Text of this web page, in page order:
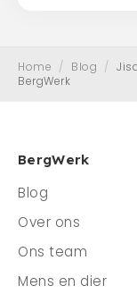
Home / Blog /
BergWerk
BergWerk
Blog
Over ons
Ons team
Mens en dier